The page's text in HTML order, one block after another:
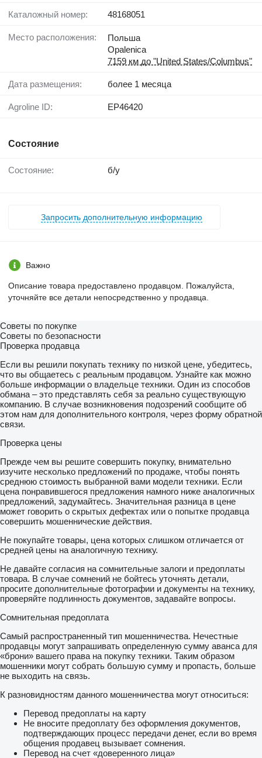
Каталожный номер: 48168051
Место расположения:
Польша
Opalenica
7159 км до "United States/Columbus"
Дата размещения: более 1 месяца
Agroline ID: EP46420
Состояние
Состояние: б/у
Запросить дополнительную информацию
Важно
Описание товара предоставлено продавцом. Пожалуйста,
уточняйте все детали непосредственно у продавца.
Советы по покупке
Советы по безопасности
Проверка продавца
Если вы решили покупать технику по низкой цене, убедитесь,
что вы общаетесь с реальным продавцом. Узнайте как можно
больше информации о владельце техники. Один из способов
обмана – это представлять себя за реально существующую
компанию. В случае возникновения подозрений сообщите об
этом нам для дополнительного контроля, через форму обратной
связи.
Проверка цены
Прежде чем вы решите совершить покупку, внимательно
изучите несколько предложений по продаже, чтобы понять
среднюю стоимость выбранной вами модели техники. Если
цена понравившегося предложения намного ниже аналогичных
предложений, задумайтесь. Значительная разница в цене
может говорить о скрытых дефектах или о попытке продавца
совершить мошеннические действия.
Не покупайте товары, цена которых слишком отличается от
средней цены на аналогичную технику.
Не давайте согласия на сомнительные залоги и предоплаты
товара. В случае сомнений не бойтесь уточнять детали,
просите дополнительные фотографии и документы на технику,
проверяйте подлинность документов, задавайте вопросы.
Сомнительная предоплата
Самый распространенный тип мошенничества. Нечестные
продавцы могут запрашивать определенную сумму аванса для
«брони» вашего права на покупку техники. Таким образом
мошенники могут собрать большую сумму и пропасть, больше
не выходить на связь.
К разновидностям данного мошенничества могут относиться:
Перевод предоплаты на карту
Не вносите предоплату без оформления документов,
подтверждающих процесс передачи денег, если во время
общения продавец вызывает сомнения.
Перевод на счет «доверенного лица»